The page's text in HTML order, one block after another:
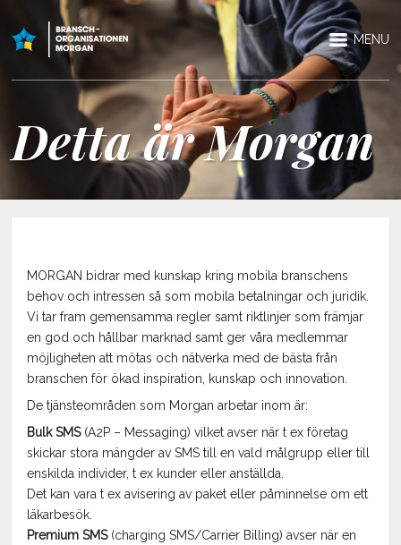
MENU
Detta är Morgan
MORGAN bidrar med kunskap kring mobila branschens
behov och intressen så som mobila betalningar och juridik.
Vi tar fram gemensamma regler samt riktlinjer som främjar
en god och hållbar marknad samt ger våra medlemmar
möjligheten att mötas och nätverka med de bästa från
branschen för ökad inspiration, kunskap och innovation.
De tjänsteområden som Morgan arbetar inom är:
Bulk SMS (A2P – Messaging) vilket avser när t ex företag
skickar stora mängder av SMS till en vald målgrupp eller till
enskilda individer, t ex kunder eller anställda.
Det kan vara t ex avisering av paket eller påminnelse om ett
läkarbesök.
Premium SMS(charging SMS/Carrier Billing) avser när en